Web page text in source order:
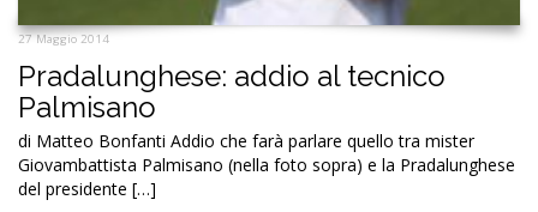
27 Maggio 2014
Pradalunghese: addio al tecnico
Palmisano
di Matteo Bonfanti Addio che farà parlare quello tra mister
Giovambattista Palmisano (nella foto sopra) e la Pradalunghese
del presidente […]